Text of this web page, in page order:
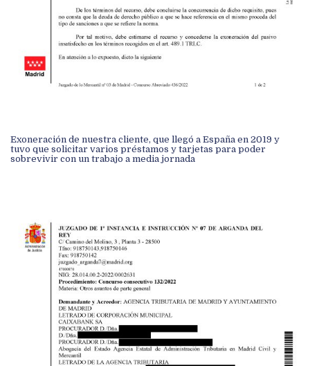
Exoneración de nuestra cliente, que llegó a España en 2019 y
tuvo que solicitar varios préstamos y tarjetas para poder
sobrevivir con un trabajo a media jornada